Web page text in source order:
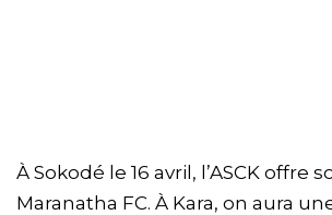
À Sokodé le 16 avril, l’ASCK offre
Maranatha FC. À Kara, on aura